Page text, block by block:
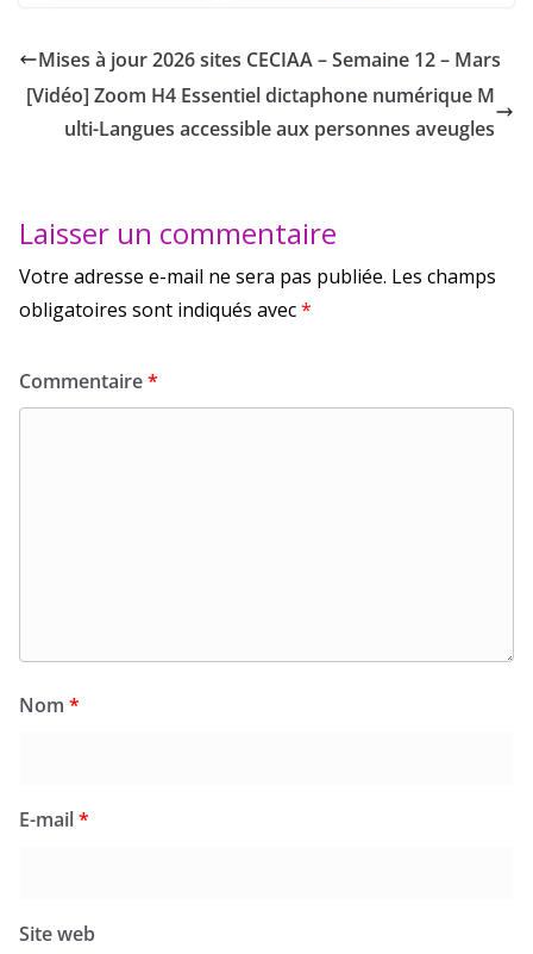
Mises à jour 2026 sites CECIAA – Semaine 12 – Mars
[Vidéo] Zoom H4 Essentiel dictaphone numérique M
ulti-Langues accessible aux personnes aveugles
Laisser un commentaire
Votre adresse e-mail ne sera pas publiée. Les champs
obligatoires sont indiqués avec*
Commentaire*
Nom *
E-mail*
Site web